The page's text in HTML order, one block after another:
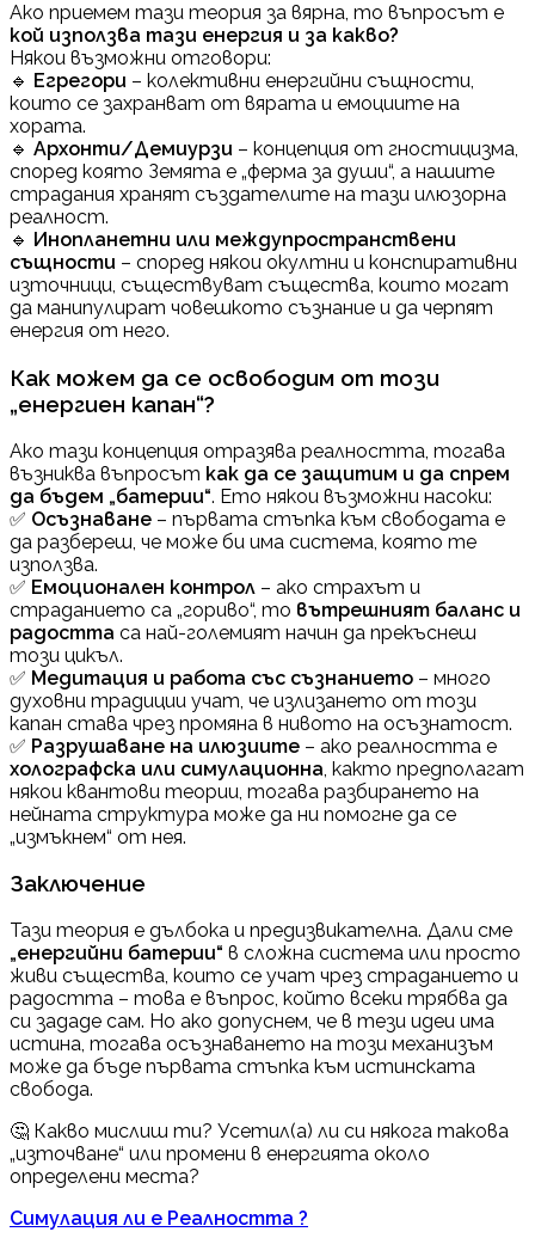
Ако приемем тази теория за вярна, то въпросът е
кой използва тази енергия и за какво?
Някои възможни отговори:
🔹 Егрегори – колективни енергийни същности,
които се захранват от вярата и емоциите на
хората.
🔹 Архонти/Демиурзи – концепция от гностицизма,
според която Земята е „ферма за души“, а нашите
страдания хранят създателите на тази илюзорна
реалност.
🔹 Инопланетни или междупространствени
същности – според някои окултни и конспиративни
източници, съществуват същества, които могат
да манипулират човешкото съзнание и да черпят
енергия от него.
Как можем да се освободим от този
„енергиен капан“?
Ако тази концепция отразява реалността, тогава
възниква въпросът как да се защитим и да спрем
да бъдем „батерии“. Ето някои възможни насоки:
✅ Осъзнаване – първата стъпка към свободата е
да разбереш, че може би има система, която те
използва.
✅ Емоционален контрол – ако страхът и
страданието са „гориво“, то вътрешният баланс и
радостта са най-големият начин да прекъснеш
този цикъл.
✅ Медитация и работа със съзнанието – много
духовни традиции учат, че излизането от този
капан става чрез промяна в нивото на осъзнатост.
✅ Разрушаване на илюзиите – ако реалността е
холографска или симулационна , както предполагат
някои квантови теории, тогава разбирането на
нейната структура може да ни помогне да се
„измъкнем“ от нея.
Заключение
Тази теория е дълбока и предизвикателна. Дали сме
„енергийни батерии“ в сложна система или просто
живи същества, които се учат чрез страданието и
радостта – това е въпрос, който всеки трябва да
си зададе сам. Но ако допуснем, че в тези идеи има
истина, тогава осъзнаването на този механизъм
може да бъде първата стъпка към истинската
свобода.
🤔 Какво мислиш ти? Усетил(а) ли си някога такова
„източване“ или промени в енергията около
определени места?
Симулация ли е Реалността ?